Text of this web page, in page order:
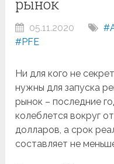
рынок
05.11.2020
#PFE
Ни для кого не
нужны для запуска
рынок – последние
колеблется вокруг
долларов, а срок
составляет не